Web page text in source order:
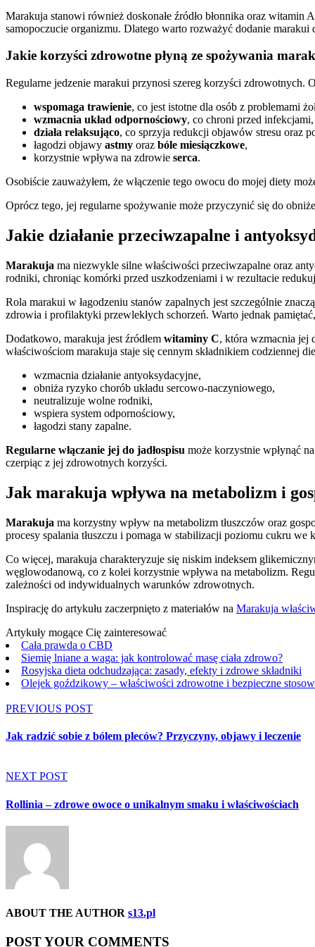
Marakuja stanowi również doskonałe źródło błonnika oraz
samopoczucie organizmu. Dlatego warto rozważyć dodanie
Jakie korzyści zdrowotne płyną ze spożywania
Regularne jedzenie marakui przynosi szereg korzyści zdrowotnych.
wspomaga trawienie, co jest istotne dla osób z problemami
wzmacnia układ odpornościowy, co chroni przed infekcjami,
działa relaksująco, co sprzyja redukcji objawów stresu oraz
łagodzi objawy astmy oraz bóle miesiączkowe,
korzystnie wpływa na zdrowie serca.
Osobiście zauważyłem, że włączenie tego owocu do mojej diety
Oprócz tego, jej regularne spożywanie może przyczynić się do
Jakie działanie przeciwzapalne i
Marakuja ma niezwykle silne właściwości przeciwzapalne oraz
rodniki, chroniąc komórki przed uszkodzeniami i w rezultacie
Rola marakui w łagodzeniu stanów zapalnych jest szczególnie
zdrowia i profilaktyki przewlekłych schorzeń. Warto jednak
Dodatkowo, marakuja jest źródłem witaminy C, która wzmacnia jej
właściwościom marakuja staje się cennym składnikiem codziennej
wzmacnia działanie antyoksydacyjne,
obniża ryzyko chorób układu sercowo-naczyniowego,
neutralizuje wolne rodniki,
wspiera system odpornościowy,
łagodzi stany zapalne.
Regularne włączanie jej do jadłospisu może korzystnie wpłynąć
czerpiąc z jej zdrowotnych korzyści.
Jak marakuja wpływa na metabolizm i
Marakuja ma korzystny wpływ na metabolizm tłuszczów oraz
procesy spalania tłuszczu i pomaga w stabilizacji poziomu cukru
Co więcej, marakuja charakteryzuje się niskim indeksem
węglowodanową, co z kolei korzystnie wpływa na metabolizm.
zależności od indywidualnych warunków zdrowotnych.
Inspirację do artykułu zaczerpnięto z materiałów na Marakuja
Artykuły mogące Cię zainteresować
Cała prawda o CBD
Siemię lniane a waga: jak kontrolować masę ciała zdrowo?
Rosyjska dieta odchudzająca: zasady, efekty i zdrowe składniki
Olejek goździkowy – właściwości zdrowotne i bezpieczne
PREVIOUS POST
Jak radzić sobie z bólem pleców? Przyczyny, objawy i leczenie
NEXT POST
Rollinia – zdrowe owoce o unikalnym smaku i właściwościach
ABOUT THE AUTHOR s13.pl
POST YOUR COMMENTS